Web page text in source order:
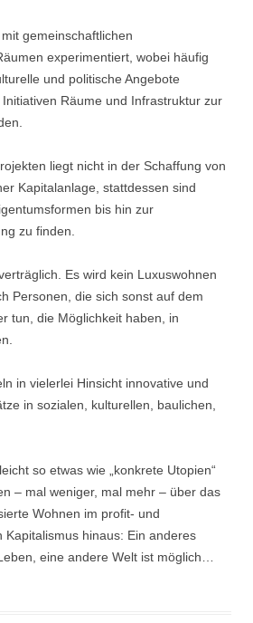
gemeinschaftlichen
experimentiert, wobei häufig
und politische Angebote
Räume und Infrastruktur zur
liegt nicht in der Schaffung von
Kapitalanlage, stattdessen sind
bis hin zur
zu finden.
Es wird kein Luxuswohnen
Personen, die sich sonst auf dem
tun, die Möglichkeit haben, in
in vielerlei Hinsicht innovative und
in sozialen, kulturellen, baulichen,
so etwas wie „konkrete Utopien“
– mal weniger, mal mehr – über das
Wohnen im profit- und
Kapitalismus hinaus: Ein anderes
eine andere Welt ist möglich…